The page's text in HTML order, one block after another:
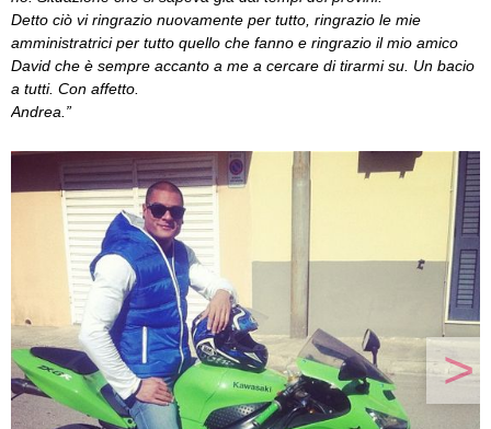
Detto ciò vi ringrazio nuovamente per tutto, ringrazio le mie
amministratrici per tutto quello che fanno e ringrazio il mio amico
David che è sempre accanto a me a cercare di tirarmi su. Un bacio
a tutti. Con affetto.
Andrea.”
>